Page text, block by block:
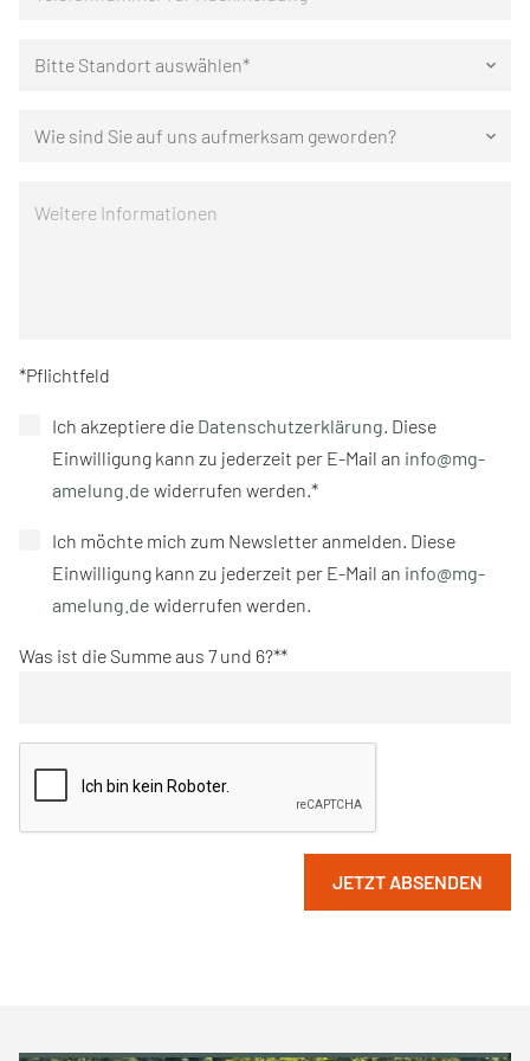
Bitte Standort auswählen* keyboard_arrow_down
Wie sind Sie auf uns aufmerksam geworden? keyboard_arrow_down
*Pflichtfeld
Ich akzeptiere die Datenschutzerklärung . Diese
Einwilligung kann zu jederzeit per E-Mail an info@mg-
amelung.de widerrufen werden.*
Ich möchte mich zum Newsletter anmelden. Diese
Einwilligung kann zu jederzeit per E-Mail an info@mg-
amelung.de widerrufen werden.
Was ist die Summe aus 7 und 6?*
JETZT ABSENDEN